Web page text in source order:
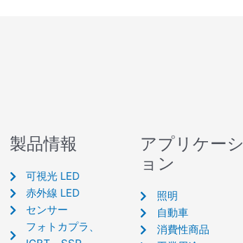
製品情報
可視光 LED
赤外線 LED
センサー
フォトカプラ、
アプリケーシ
ョン
照明
自動車
消費性商品